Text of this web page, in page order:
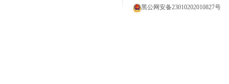
黑公网安备23010202010827号